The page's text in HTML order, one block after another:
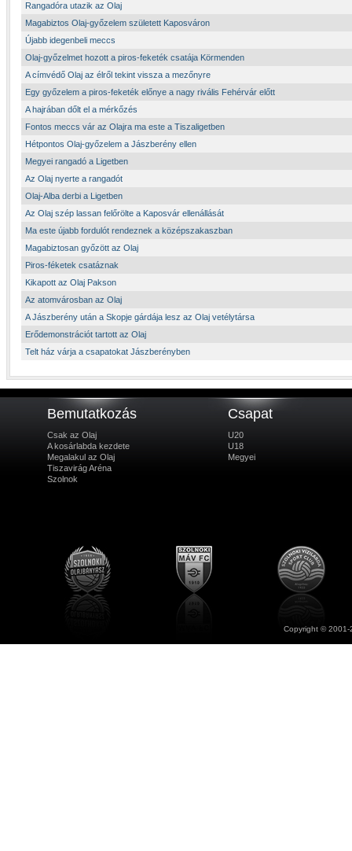
Rangadóra utazik az Olaj
Magabiztos Olaj-győzelem született Kaposváron
Újabb idegenbeli meccs
Olaj-győzelmet hozott a piros-feketék csatája Körmenden
A címvédő Olaj az élről tekint vissza a mezőnyre
Egy győzelem a piros-feketék előnye a nagy rivális Fehérvár előtt
A hajrában dőlt el a mérkőzés
Fontos meccs vár az Olajra ma este a Tiszaligetben
Hétpontos Olaj-győzelem a Jászberény ellen
Megyei rangadó a Ligetben
Az Olaj nyerte a rangadót
Olaj-Alba derbi a Ligetben
Az Olaj szép lassan felőrölte a Kaposvár ellenállását
Ma este újabb fordulót rendeznek a középszakaszban
Magabiztosan győzött az Olaj
Piros-féketek csatáznak
Kikapott az Olaj Pakson
Az atomvárosban az Olaj
A Jászberény után a Skopje gárdája lesz az Olaj vetélytársa
Erődemonstrációt tartott az Olaj
Telt ház várja a csapatokat Jászberényben
Bemutatkozás
Csak az Olaj
A kosárlabda kezdete
Megalakul az Olaj
Tiszavirág Aréna
Szolnok
Csapat
U20
U18
Megyei
Copyright ©